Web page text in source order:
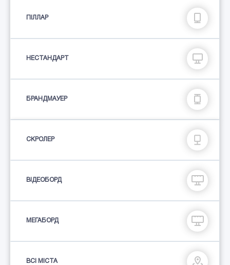
ПIЛЛАР
НЕСТАНДАРТ
БРАНДМАУЕР
СКРОЛЕР
ВІДЕОБОРД
МЕГАБОРД
ВСІ МІСТА